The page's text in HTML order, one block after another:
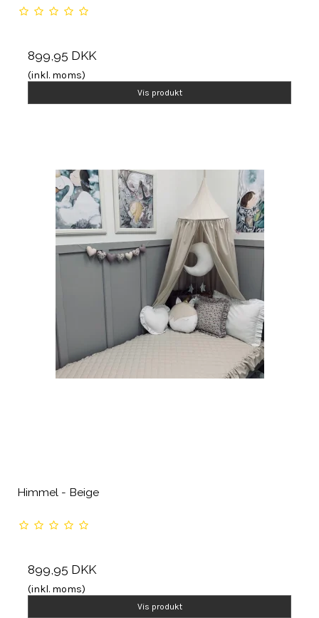
899,95 DKK
(inkl. moms)
Vis produkt
Himmel - Beige
899,95 DKK
(inkl. moms)
Vis produkt